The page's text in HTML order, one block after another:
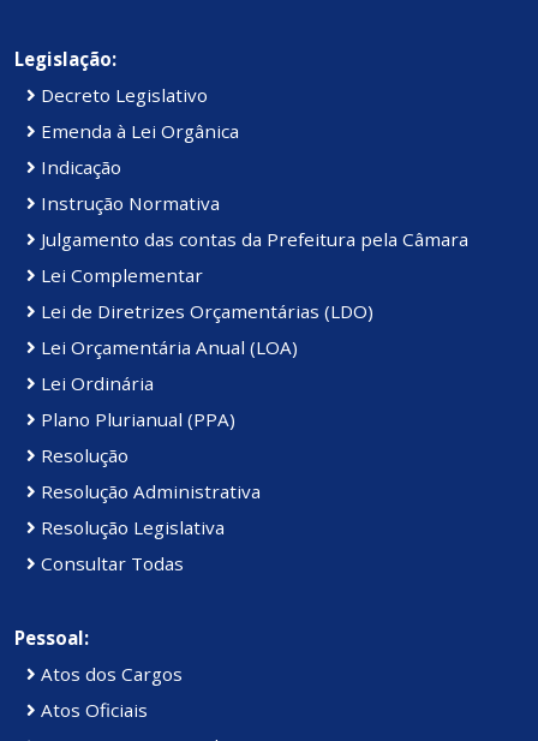
Legislação:
Decreto Legislativo
Emenda à Lei Orgânica
Indicação
Instrução Normativa
Julgamento das contas da Prefeitura pela Câmara
Lei Complementar
Lei de Diretrizes Orçamentárias (LDO)
Lei Orçamentária Anual (LOA)
Lei Ordinária
Plano Plurianual (PPA)
Resolução
Resolução Administrativa
Resolução Legislativa
Consultar Todas
Pessoal:
Atos dos Cargos
Atos Oficiais